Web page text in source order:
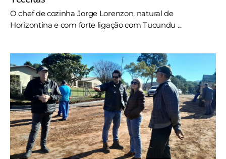
O chef de cozinha Jorge Lorenzon, natural de
Horizontina e com forte ligação com Tucundu ...